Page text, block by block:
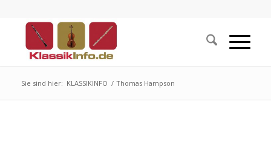
Sie sind hier: KLASSIKINFO / Thomas Hampson